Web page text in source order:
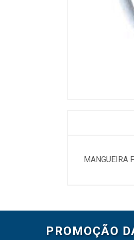
MANGUEIRA
PROMOÇÃO